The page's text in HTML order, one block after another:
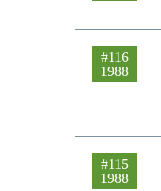
#116
1988
#115
1988